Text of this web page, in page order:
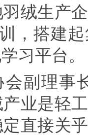
绒生产
，搭建
习平台。
副理事
业是轻
直接关